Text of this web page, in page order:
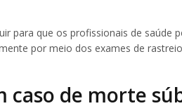
para que os profissionais de saúde
por meio dos exames de
caso de morte